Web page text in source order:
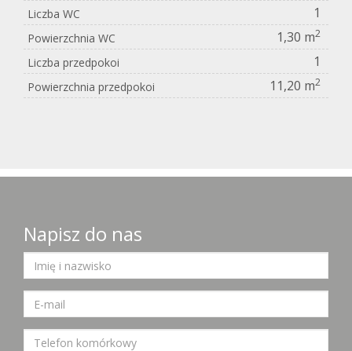
Liczba WC 1
Powierzchnia WC 1,30 m2
Liczba przedpokoi 1
Powierzchnia przedpokoi 11,20 m2
Napisz do nas